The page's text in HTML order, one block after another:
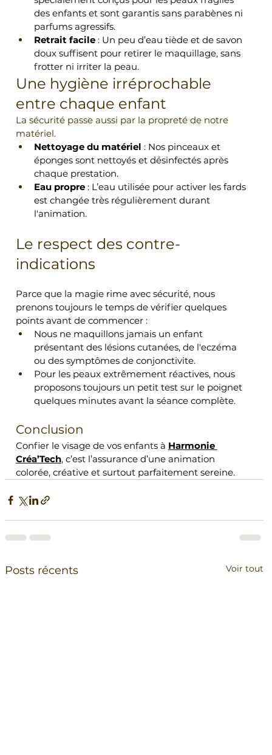
des enfants et sont garantis sans parabènes ni
parfums agressifs.
Retrait facile : Un peu d’eau tiède et de savon
doux suffisent pour retirer le maquillage, sans
frotter ni irriter la peau.
Une hygiène irréprochable
entre chaque enfant
La sécurité passe aussi par la propreté de notre
matériel.
Nettoyage du matériel : Nos pinceaux et
éponges sont nettoyés et désinfectés après
chaque prestation.
Eau propre : L’eau utilisée pour activer les fards
est changée très régulièrement durant
l'animation.
Le respect des contre-
indications
Parce que la magie rime avec sécurité, nous
prenons toujours le temps de vérifier quelques
points avant de commencer :
Nous ne maquillons jamais un enfant
présentant des lésions cutanées, de l'eczéma
ou des symptômes de conjonctivite.
Pour les peaux extrêmement réactives, nous
proposons toujours un petit test sur le poignet
quelques minutes avant la séance complète.
Conclusion
Confier le visage de vos enfants à Harmonie
Créa’Tech, c’est l’assurance d’une animation
colorée, créative et surtout parfaitement sereine.
Posts récents Voir tout